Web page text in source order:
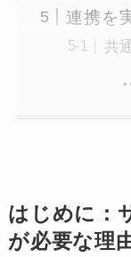
連携を
共
はじめに：
が必要な理